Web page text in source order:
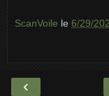
ScanVoile le 6/29/
‹